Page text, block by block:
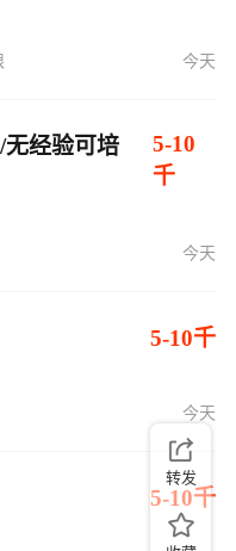
今天
无经验可培
5-10
千
今天
5-10千
今天
5-10千
转发